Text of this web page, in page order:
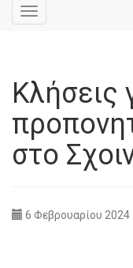
Toggle
navigation
Κλήσεις
στο
6 Φεβρουαρίου 2024